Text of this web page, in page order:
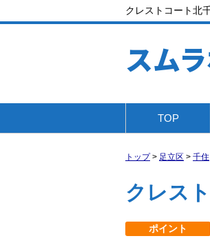
クレストコート北
スム
TOP
トップ> 足立区 > 千住
クレス
ポイント